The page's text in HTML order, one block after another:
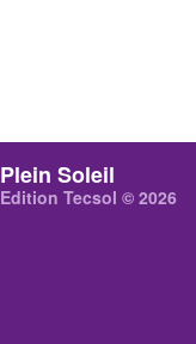
Plein Soleil
Edition Tecsol © 2026